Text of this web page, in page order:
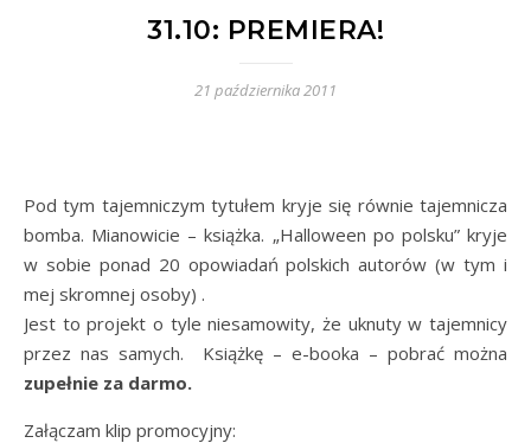
31.10: PREMIERA!
21 października 2011
Pod tym tajemniczym tytułem kryje się równie tajemnicza
bomba. Mianowicie – książka. „Halloween po polsku” kryje
w sobie ponad 20 opowiadań polskich autorów (w tym i
mej skromnej osoby) .
Jest to projekt o tyle niesamowity, że uknuty w tajemnicy
przez nas samych. Książkę – e-booka – pobrać można
zupełnie za darmo.
Załączam klip promocyjny: